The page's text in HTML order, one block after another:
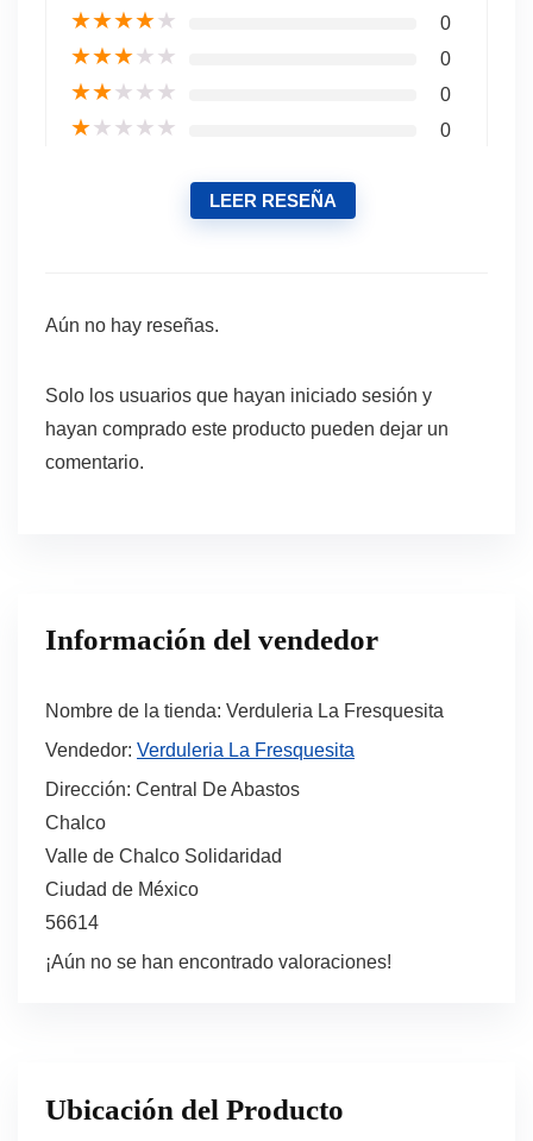
★★★★★ 0
★★★★★ 0
★★★★★ 0
★★★★★ 0
LEER RESEÑA
Aún no hay reseñas.
Solo los usuarios que hayan iniciado sesión y
hayan comprado este producto pueden dejar un
comentario.
Información del vendedor
Nombre de la tienda: Verduleria La Fresquesita
Vendedor: Verduleria La Fresquesita
Dirección: Central De Abastos
Chalco
Valle de Chalco Solidaridad
Ciudad de México
56614
¡Aún no se han encontrado valoraciones!
Ubicación del Producto